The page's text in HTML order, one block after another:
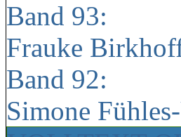
Band 93:
Frauke
Band 92:
Simone